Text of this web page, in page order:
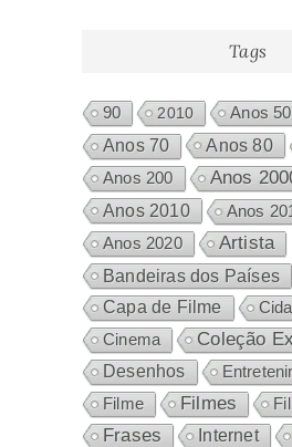
Tags
90 2010 Anos 50
Anos 70
Anos 80
Anos 200 Anos
Anos 2010 Anos
Anos 2020 Artista
Bandeiras dos Países
Capa de Filme
Cinema
Coleção
Desenhos
Filme
Filmes
Frases Internet